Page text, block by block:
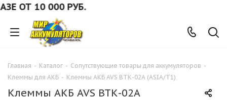
ОТ 10 000 РУБ.
Главная - Каталог - Сопутствующие товары для аккумуляторов -
Клеммы для АКБ - Клеммы АКБ AVS ВТК-02А (ASIA/T1)
Клеммы АКБ AVS ВТК-02А